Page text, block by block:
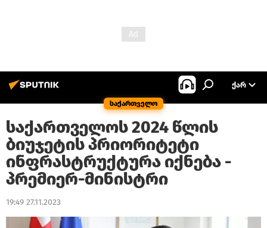
საქართველო
ᲥᲐᲠ
საქართველოს 2024 წლის
ბიუჯეტის პრიორიტეტი
ინფრასტრუქტურა იქნება -
პრემიერ-მინისტრი
19:49 27.11.2023